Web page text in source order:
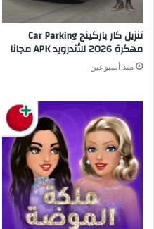
تنزيل كار باركينج Car Parking
مهكرة 2026 للأندرويد APK مجانا
منذ أسبوعين